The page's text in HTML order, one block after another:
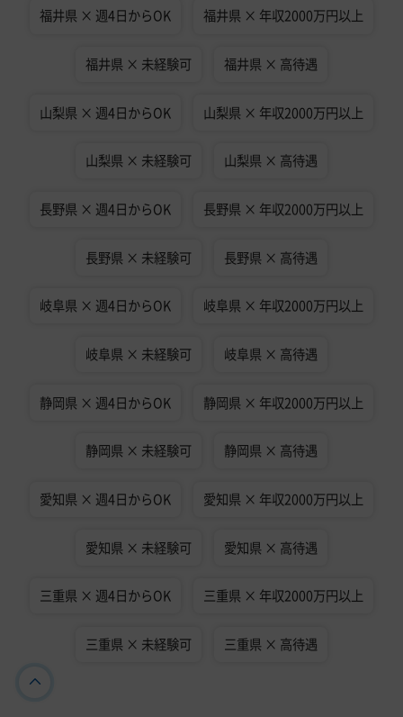
福井県 × 週4日からOK 福井県 × 年収2000万円以上
福井県 × 未経験可 福井県 × 高待遇
山梨県 × 週4日からOK 山梨県 × 年収2000万円以上
山梨県 × 未経験可 山梨県 × 高待遇
長野県 × 週4日からOK 長野県 × 年収2000万円以上
長野県 × 未経験可 長野県 × 高待遇
岐阜県 × 週4日からOK 岐阜県 × 年収2000万円以上
岐阜県 × 未経験可 岐阜県 × 高待遇
静岡県 × 週4日からOK 静岡県 × 年収2000万円以上
静岡県 × 未経験可 静岡県 × 高待遇
愛知県 × 週4日からOK 愛知県 × 年収2000万円以上
愛知県 × 未経験可 愛知県 × 高待遇
三重県 × 週4日からOK 三重県 × 年収2000万円以上
三重県 × 未経験可 三重県 × 高待遇